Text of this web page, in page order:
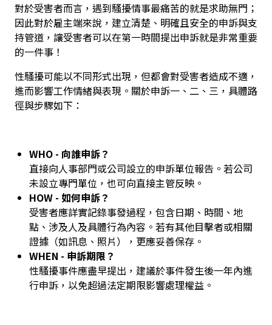
對於受害者而言，遇到騷擾情事最痛苦的就是求助無門；
因此對於雇主端來說，建立清楚、明確且安全的申訴與支
持管道，讓受害者可以在第一時間提出申訴就是非常重要
的一件事！
性騷擾可能以不同形式出現，但都會對受害者造成不適，
進而影響工作情緒與表現。關於申訴一、二、三，具體路
徑與步驟如下：
WHO - 向誰申訴？
直接向人事部門或公司設立的申訴單位報告。若公司
未設立專門單位，也可向直接主管反映。
HOW - 如何申訴？
受害者應詳實記錄事發過程，包含日期、時間、地
點、涉及人及具體行為內容。若有其他目擊者或相關
證據（如訊息、照片），更應妥善保存。
WHEN - 申訴期限？
性騷擾事件應盡早提出，建議於事件發生後一年內進
行申訴，以免超過法定期限影響處理權益。